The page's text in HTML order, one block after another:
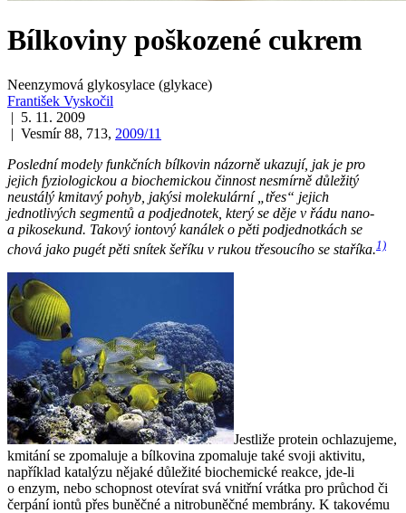
Bílkoviny poškozené cukrem
Neenzymová glykosylace (glykace)
František Vyskočil
| 5. 11. 2009
| Vesmír 88, 713, 2009/11
Poslední modely funkčních bílkovin názorně ukazují, jak je pro
jejich fyziologickou a biochemickou činnost nesmírně důležitý
neustálý kmitavý pohyb, jakýsi molekulární „třes“ jejich
jednotlivých segmentů a podjednotek, který se děje v řádu nano-
a pikosekund. Takový iontový kanálek o pěti podjednotkách se
chová jako pugét pěti snítek šeříku v rukou třesoucího se staříka.1)
Jestliže protein ochlazujeme,
kmitání se zpomaluje a bílkovina zpomaluje také svoji aktivitu,
například katalýzu nějaké důležité biochemické reakce, jde-li
o enzym, nebo schopnost otevírat svá vnitřní vrátka pro průchod či
čerpání iontů přes buněčné a nitrobuněčné membrány. K takovému